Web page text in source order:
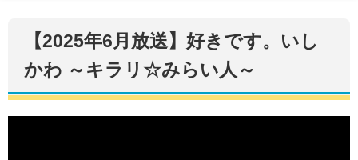
【2025年6月放送】好きです。いし
かわ ～キラリ☆みらい人～